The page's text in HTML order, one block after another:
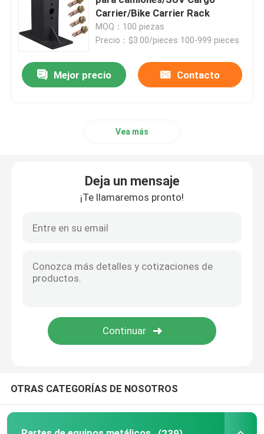
Soportes Metálicos Personalizados
Accesorios para estantes metálicos
Conectores de madera metálica
Carrier/Bike Carrier Rack
MOQ：100 piezas
Precio：$3.00/pieces 100-999 pieces
Mejor precio Contacto
Vea más
Deja un mensaje
¡Te llamaremos pronto!
OTRAS CATEGORÍAS DE NOSOTROS